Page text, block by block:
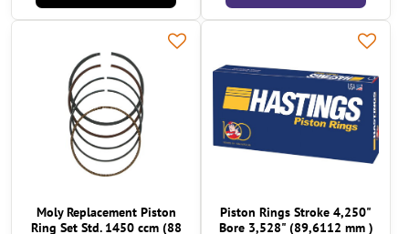
Moly Replacement Piston
Ring Set Std. 1450 ccm (88
Piston Rings Stroke 4,250"
Bore 3,528" (89,6112 mm )